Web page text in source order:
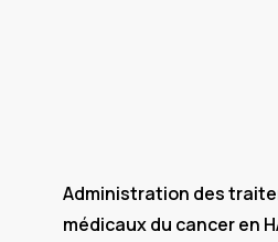
Administration des
médicaux du cancer en